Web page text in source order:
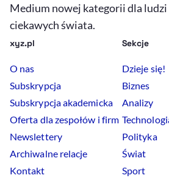
Medium nowej kategorii dla ludzi
ciekawych świata.
xyz.pl
O nas
Subskrypcja
Subskrypcja akademicka
Oferta dla zespołów i firm
Newslettery
Archiwalne relacje
Kontakt
Sekcje
Dzieje się!
Biznes
Analizy
Polityka
Świat
Sport